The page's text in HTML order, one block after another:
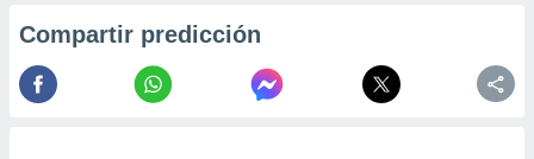
Compartir predicción